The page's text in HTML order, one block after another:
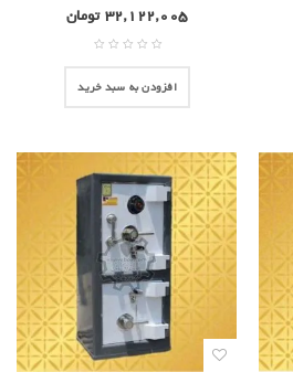
۳۲,۱۲۲,۰۰۵تومان
افزودن به سبد خرید